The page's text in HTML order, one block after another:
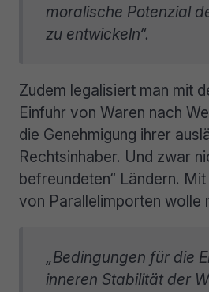
moralische Potenzial
zu entwickeln“.
Zudem legalisiert man mit
Einfuhr von Waren nach
die Genehmigung ihrer
Rechtsinhaber. Und zwar
befreundeten“ Ländern.
von Parallelimporten wolle
„Bedingungen für die
inneren Stabilität der